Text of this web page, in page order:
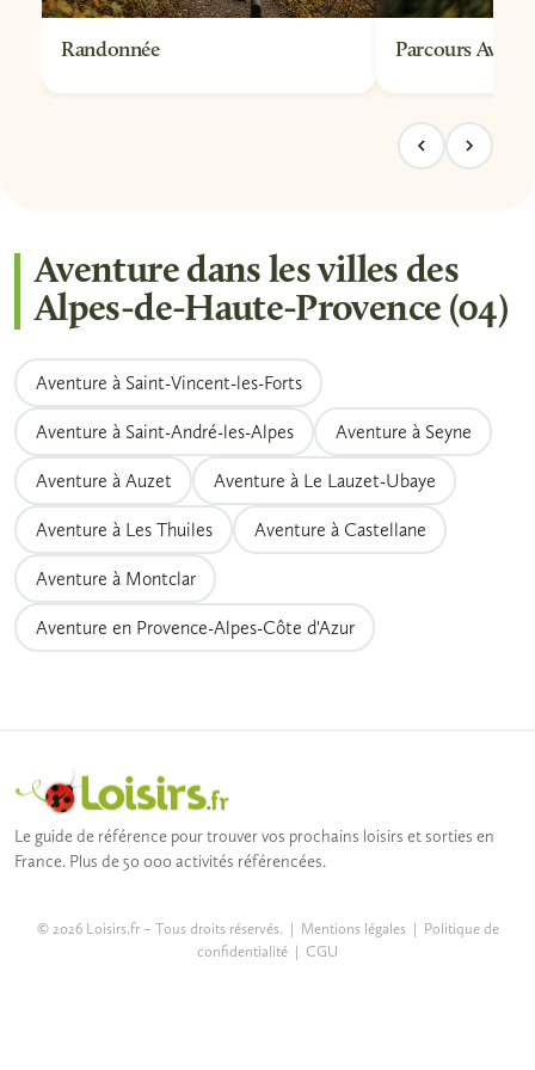
Randonnée Parcours
Aventure dans les villes des
Alpes-de-Haute-Provence (04)
Aventure à Saint-Vincent-les-Forts
Aventure à Saint-André-les-Alpes Aventure à Seyne
Aventure à Auzet Aventure à Le Lauzet-Ubaye
Aventure à Les Thuiles Aventure à Castellane
Aventure à Montclar
Aventure en Provence-Alpes-Côte d'Azur
Le guide de référence pour trouver vos prochains loisirs et sorties en
France. Plus de 50 000 activités référencées.
© 2026 Loisirs.fr – Tous droits réservés. | Mentions légales| Politique de
confidentialité | CGU